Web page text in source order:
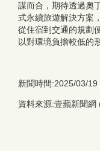
謀而合，期待透過奧
式永續旅遊解決方案
從住宿到交通的規劃
以對環境負擔較低的
新聞時間:2025/03/19
資料來源:壹蘋新聞網